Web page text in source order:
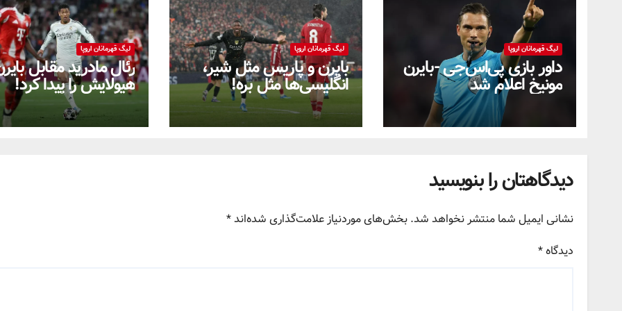
لیگ قهرمانان اروپا
داور بازی پی‌اس‌جی -بایرن
مونیخ اعلام شد
لیگ قهرمانان اروپا
بایرن و پاریس مثل شیر،
انگلیسی‌ها مثل بره!
لیگ قهرمانان اروپا
رئال مادرید مقابل
هیولایش را پیدا کرد!
دیدگاهتان را بنویسید
نشانی ایمیل شما منتشر نخواهد شد. بخش‌های موردنیاز علامت‌گذاری شده‌اند*
دیدگاه*